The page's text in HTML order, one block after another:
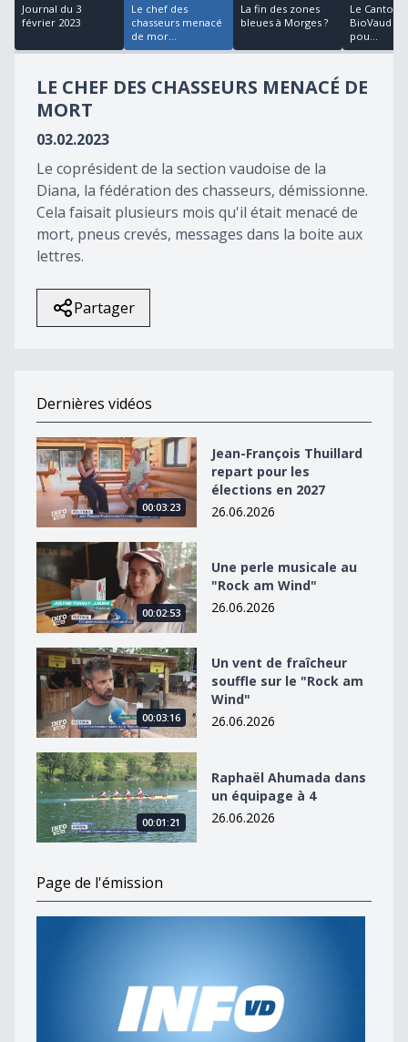
13
seconds
Journal du 3
février 2023
Le chef des
chasseurs menacé
de mor...
La fin des zones
bleues à Morges ?
Le Canton
BioVaud
pou...
LE CHEF DES CHASSEURS MENACÉ DE
MORT
03.02.2023
Le coprésident de la section vaudoise de la
Diana, la fédération des chasseurs, démissionne.
Cela faisait plusieurs mois qu'il était menacé de
mort, pneus crevés, messages dans la boite aux
lettres.
Partager
Dernières vidéos
Jean-François Thuillard repart pour les élections en
00:03:23
Jean-François Thuillard
repart pour les
élections en 2027
26.06.2026
Une perle musicale au &quot;Rock am Wind&quot;
00:02:53
Une perle musicale au
"Rock am Wind"
26.06.2026
Un vent de fraîcheur souffle sur le &quot;Rock am
00:03:16
Un vent de fraîcheur
souffle sur le "Rock am
Wind"
26.06.2026
Raphaël Ahumada dans un équipage à 4
00:01:21
Raphaël Ahumada dans
un équipage à 4
26.06.2026
Page de l'émission